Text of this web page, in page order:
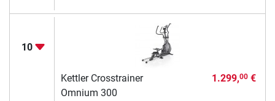
10
Kettler Crosstrainer
Omnium 300
1.299,00€